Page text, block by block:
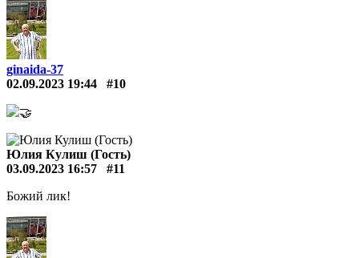
ginaida-37
02.09.2023 19:44
#10
🤝
Юлия Кулиш (Гость)
03.09.2023 16:57
#11
Божий лик!